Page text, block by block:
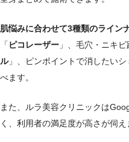
肌悩みに合わせて3種類のライン
「 ピコレーザー 」、毛穴・ニキ
ル」、ピンポイントで消したいシ
べます。
また、ルラ美容クリニックは
く、利用者の満足度が高さが伺え